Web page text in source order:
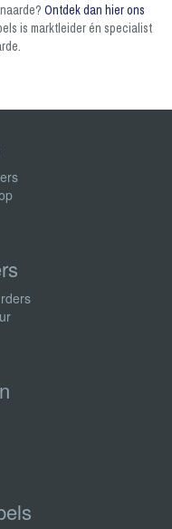
Ontdek dan hier ons
is marktleider én specialist